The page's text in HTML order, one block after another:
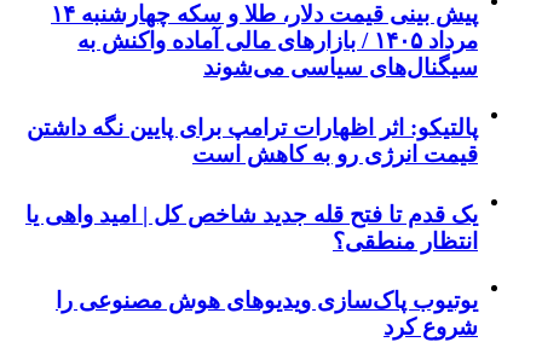
پیش بینی قیمت دلار، طلا و سکه چهارشنبه ۱۴
مرداد ۱۴۰۵ / بازارهای مالی آماده واکنش به
سیگنال‌های سیاسی می‌شوند
پالتیکو: اثر اظهارات ترامپ برای پایین نگه داشتن
قیمت انرژی رو به کاهش است
یک قدم تا فتح قله جدید شاخص کل | امید واهی یا
انتظار منطقی؟
یوتیوب پاک‌سازی ویدیوهای هوش مصنوعی را
شروع کرد